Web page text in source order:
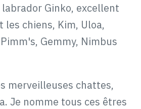
Ginko, excellent
les chiens, Kim, Uloa,
Gemmy, Nimbus
merveilleuses chattes,
Je nomme tous ces êtres